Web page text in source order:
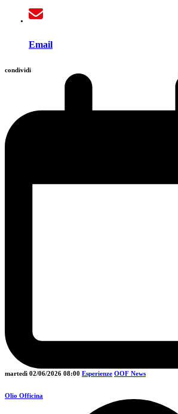
Email
condividi
martedì 02/06/2026 08:00 Esperienze OOF News
Olio Officina